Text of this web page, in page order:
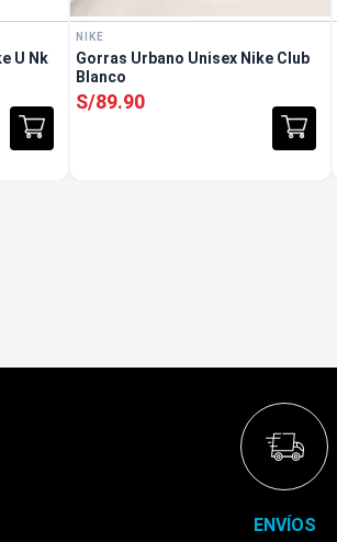
U Nk
NIKE
Gorras Urbano Unisex Nike Club
Blanco
S/89.90
ENVÍOS